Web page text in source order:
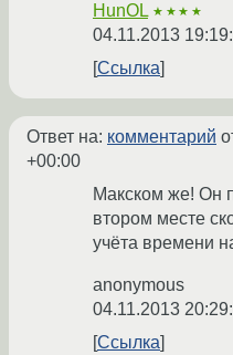
HunOL ★★★★
04.11.2013
Ссылка
Ответ на: комментарий
+00:00
Макском же! Он
втором месте
учёта времени
anonymous
04.11.2013
Ссылка